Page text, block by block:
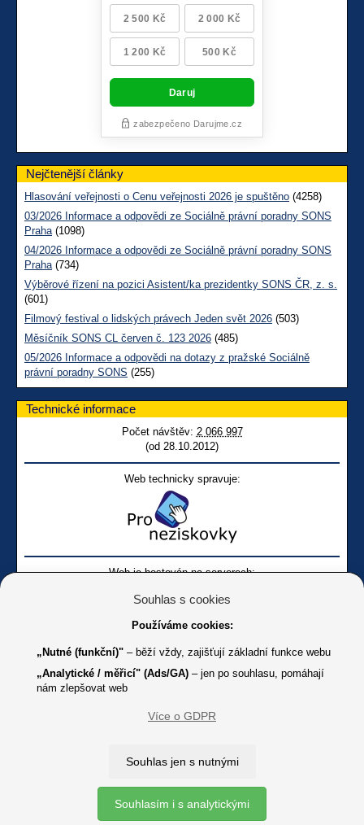
Nejčtenější články
Hlasování veřejnosti o Cenu veřejnosti 2026 je spuštěno (4258)
03/2026 Informace a odpovědi ze Sociálně právní poradny SONS
Praha(1098)
04/2026 Informace a odpovědi ze Sociálně právní poradny SONS
Praha(734)
Výběrové řízení na pozici Asistent/ka prezidentky SONS ČR, z. s.
(601)
Filmový festival o lidských právech Jeden svět 2026 (503)
Měsíčník SONS CL červen č. 123 2026 (485)
05/2026 Informace a odpovědi na dotazy z pražské Sociálně
právní poradny SONS (255)
Technické informace
Počet návštěv: 2 066 997
(od 28.10.2012)
Web technicky spravuje:
Web je hostován na serverech:
Online
Youtube SONS
K jakémukoliv užití textů a obrázků uvedených na tomto serveru je
Copyright © 2012 - 2026 SONS ČR, z. s.
Ochrana osobních údajů (GDPR)
Souhlas s cookies
Používáme cookies:
„Nutné (funkční)" – běží vždy, zajišťují základní funkce webu
„Analytické / měřicí" (Ads/GA) – jen po souhlasu, pomáhají
nám zlepšovat web
Více o GDPR
Souhlas jen s nutnými
Souhlasím i s analytickými